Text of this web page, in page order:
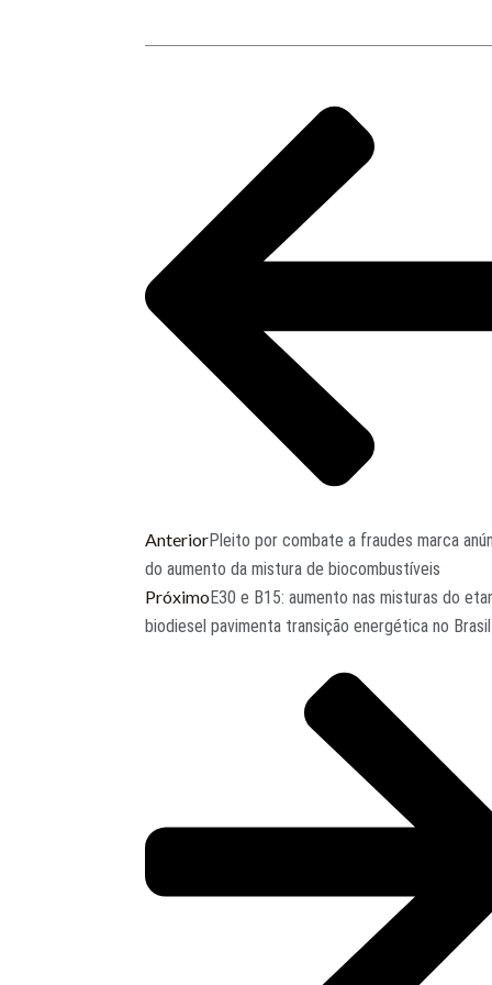
AnteriorPleito por combate a fraudes marca
do aumento da mistura de biocombustíveis
PróximoE30 e B15: aumento nas misturas do
biodiesel pavimenta transição energética no Brasil